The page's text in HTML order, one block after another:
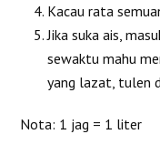
Kacau rata
Jika suka ais,
sewaktu mahu
yang lazat, tulen
Nota: 1 jag = 1 liter